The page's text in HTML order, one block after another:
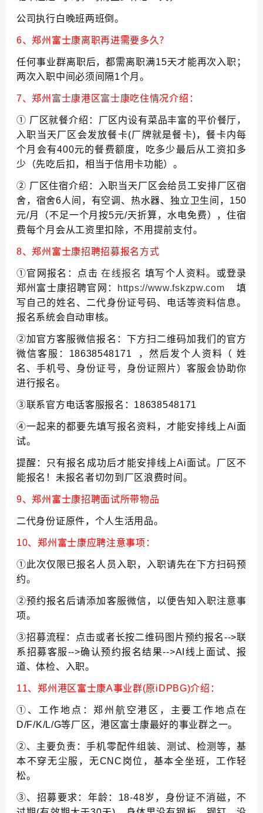
公司执行白晚班两班倒。
6、郑州富士康离职再进需要多久？
任何事业群离职后，都需离职满15天才能再次入职；
两次入职中间必须间隔1个月。
7、郑州富士康港区富士康吃住情况介绍：
① 厂区就餐介绍：厂区内设有菜品丰富的平价餐厅，
入职当天厂区会发放餐卡(厂牌就是餐卡)，餐卡内每
个月会有400元的餐费额度，吃多少最后从工资扣多
少（先吃后扣，相当于信用卡功能）。
② 厂区住宿介绍：入职当天厂区会给员工安排厂区宿
舍，宿舍6人间，有空调、热水器、独立卫生间，150
元/月（不足一个月按5元/天折算，水电免费），住宿
费每个月会从工资里扣除，不用提前支付。
8、郑州富士康招聘招募报名方式
①官网报名：点击在线报名 填写个人资料。或登录
郑州富士康招聘官网：
https://www.fskzpw.com 填
写自己的姓名、二代身份证号码、电话等资料信息。
报名系统会自动审核。
②加官方客服微信报名：下方扫二维码加我们的官方
微信客服：18638548171 ，然后发个人资料（ 姓
名、手机号、身份证号，身份证照片）客服会协助你
进行报名。
③联系官方电话客服报名：18638548171
④一起来的都要先填写报名资料，才能安排线上Ai面
试。
提醒：只有报名成功后才能安排线上Ai面试。厂区不
能报名！未报名者切勿到厂区浪费时间。
9、郑州富士康招聘面试所带物品
二代身份证原件，个人生活用品。
10、郑州富士康应聘注意事项：
①此次仅限已报名人员入职，入职请先在下方扫码预
约。
②预约报名后请添加客服微信，以便告知入职注意事
项。
③招募流程：点击或者长按二维码图片预约报名-->联
系招募客服-->确认预约报名结果-->AI线上面试、报
道、体检、入职。
11、郑州港区富士康A事业群(原iDPBG)介绍：
①、工作地点：郑州航空港区，主要工作地点在
D/F/K/L/G等厂区，港区富士康最好的事业群之一。
②、主要负责：手机零配件组装、测试、检测等，基
本不穿无尘服，无CNC岗位，基本全坐班，工作轻
松。
③、招募要求：年龄：18-48岁，身份证不消磁，不